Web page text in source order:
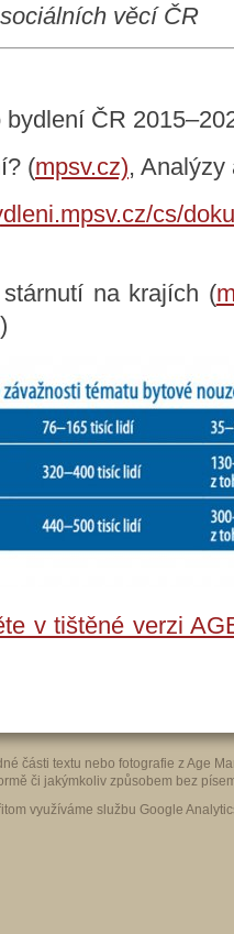
sociálních věcí ČR
ČR
(mpsv.cz), Analýzy
cs/
na krajích (
)
v tištěné verzi
části textu nebo fotografie z Age
či jakýmkoliv způsobem bez
využíváme službu Google